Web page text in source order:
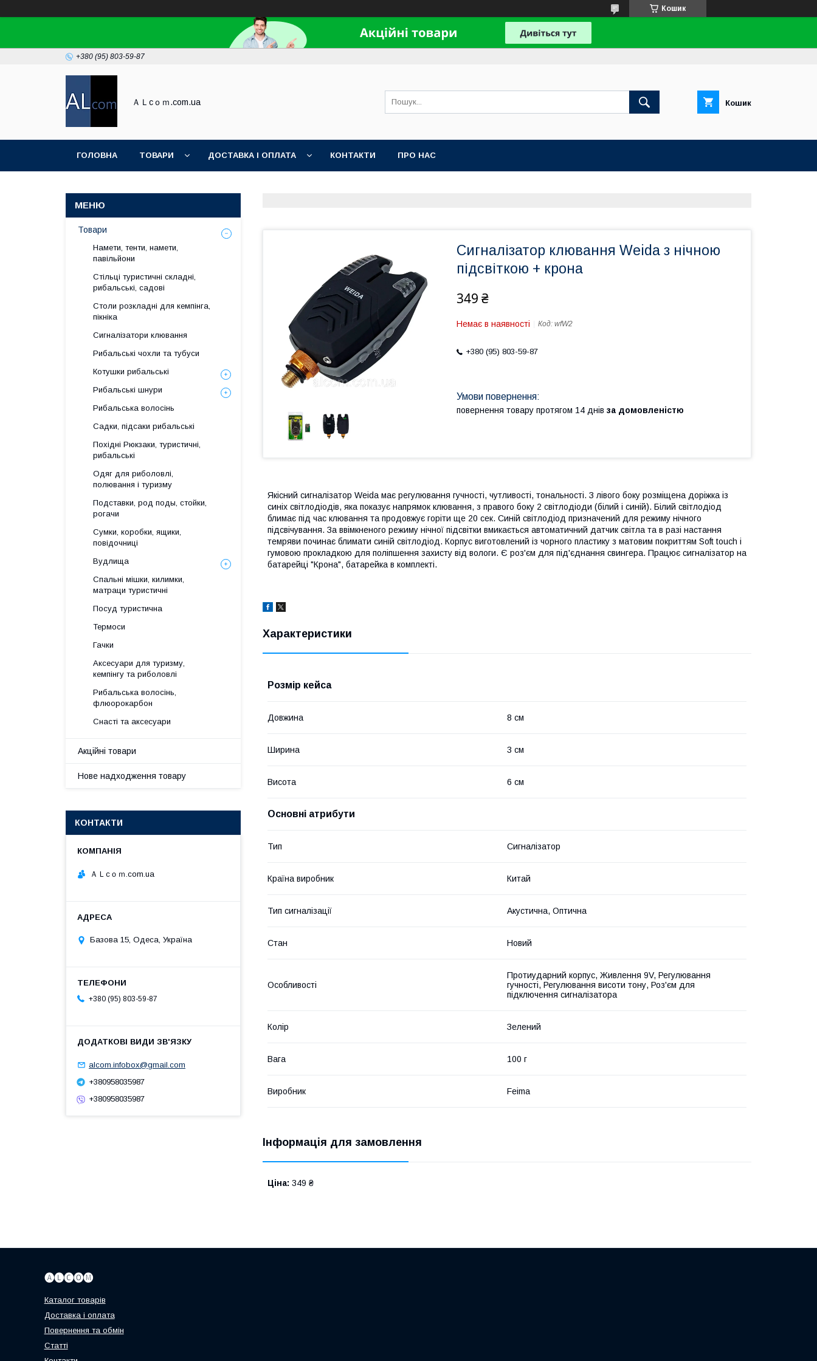
Кошик
+380 (95) 803-59-87
ＡＬcｏｍ.com.ua Кошик
ГОЛОВНА ТОВАРИ ДОСТАВКА І ОПЛАТА КОНТАКТИ ПРО НАС
Сигналізатор клювання Weida з нічною
підсвіткою + крона
349 ₴
Немає в наявності Код: wfW2
+380 (95) 803-59-87
повернення товару протягом 14 днів за домовленістю
Якісний сигналізатор Weida має регулювання гучності, чутливості, тональності. З лівого боку розміщена доріжка із
синіх світлодіодів, яка показує напрямок клювання, з правого боку 2 світлодіоди (білий і синій). Білий світлодіод
блимає під час клювання та продовжує горіти ще 20 сек. Синій світлодіод призначений для режиму нічного
підсвічування. За ввімкненого режиму нічної підсвітки вмикається автоматичний датчик світла та в разі настання
темряви починає блимати синій світлодіод. Корпус виготовлений із чорного пластику з матовим покриттям Soft touch і
гумовою прокладкою для поліпшення захисту від вологи. Є роз'єм для під'єднання свингера. Працює сигналізатор на
батарейці "Крона", батарейка в комплекті.
Характеристики
Розмір кейса
Довжина 8 см
Ширина 3 см
Висота 6 см
Основні атрибути
Тип Сигналізатор
Країна виробник Китай
Тип сигналізації Акустична, Оптична
Стан Новий
Особливості
Протиударний корпус, Живлення 9V, Регулювання
гучності, Регулювання висоти тону, Роз'єм для
підключення сигналізатора
Колір Зелений
Вага 100 г
Виробник Feima
Інформація для замовлення
Ціна: 349 ₴
Товари
Намети, тенти, намети,
павільйони
Стільці туристичні складні,
рибальські, садові
Столи розкладні для кемпінга,
пікніка
Сигналізатори клювання
Рибальські чохли та тубуси
Котушки рибальські
Рибальські шнури
Рибальська волосінь
Садки, підсаки рибальські
Похідні Рюкзаки, туристичні,
рибальські
Одяг для риболовлі,
полювання і туризму
Подставки, род поды, стойки,
рогачи
Сумки, коробки, ящики,
повідочниці
Вудлища
Спальні мішки, килимки,
матраци туристичні
Посуд туристична
Термоси
Гачки
Аксесуари для туризму,
кемпінгу та риболовлі
Рибальська волосінь,
флюорокарбон
Снасті та аксесуари
Акційні товари
Нове надходження товару
КОНТАКТИ
ＡＬcｏｍ.com.ua
Базова 15, Одеса, Україна
+380 (95) 803-59-87
alcom.infobox@gmail.com
+380958035987
+380958035987
🅐🅛🅒🅞🅜
Каталог товарів
Доставка і оплата
Повернення та обмін
Статті